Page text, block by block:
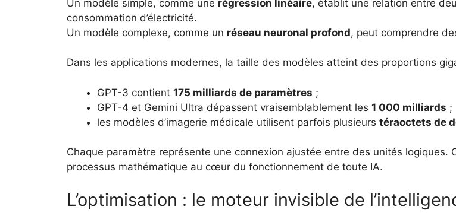
Un modèle simple, comme une régression linéaire, établit une relation entre
consommation d’électricité.
Un modèle complexe, comme un réseau neuronal profond, peut comprendre
Dans les applications modernes, la taille des modèles atteint des proportions
GPT-3 contient 175 milliards de paramètres ;
GPT-4 et Gemini Ultra dépassent vraisemblablement les 1 000 milliards ;
les modèles d’imagerie médicale utilisent parfois plusieurs téraoctets de
Chaque paramètre représente une connexion ajustée entre des unités logiques.
processus mathématique au cœur du fonctionnement de toute IA.
L’optimisation : le moteur invisible de